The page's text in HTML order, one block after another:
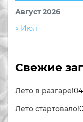
Август 2026
« Июл
Свежие
Лето в разгаре!
Лето стартовало!